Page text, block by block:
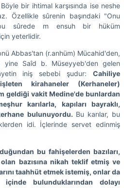
bir ihtimal karşısında ise neshe
Özellikle sûrenin başındaki "Onu
sûrede m ensuh bir hüküm
yeterlidir.
Abbas'tan (r.anhüm) Mücahid'den,
Saîd b. Müseyyeb'den gelen
iniş sebebi şudur: Cahiliye
kirahaneler (Kerhaneler)
geldiği vakit Medine'de bunlardan
karılarla, kapıları bayraklı,
bulunuyordu. Bu karılar, bu
idi. İçlerinde servet edinmiş
bu fahişelerden bazıları,
bazısına nikah teklif etmiş ve
taahhüt etmek istemiş, onlar da
bulunduklarından dolayı